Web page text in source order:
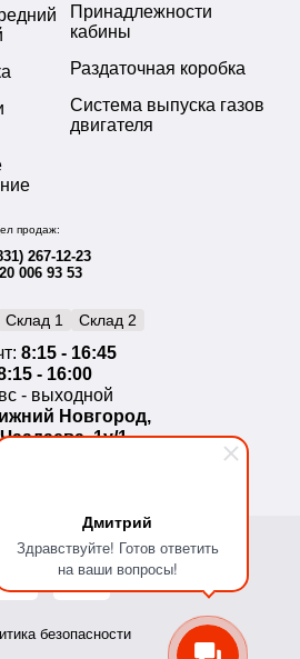
Дмитрий
Здравствуйте! Готов ответить
на ваши вопросы!
Принадлежности
кабины
Раздаточная коробка
Система выпуска газов
двигателя
продаж:
267-12-23
006 93 53
Склад 1 Склад 2
8:15 - 16:45
- 16:00
- выходной
Новгород,
1у/1
безопасности